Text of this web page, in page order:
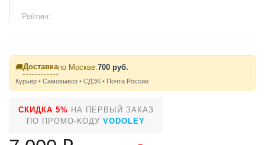
Рейтинг:
🚚Доставкапо Москве:700 руб.
Курьер • Самовывоз • СДЭК • Почта России
СКИДКА 5% НА ПЕРВЫЙ ЗАКАЗ
ПО ПРОМО-КОДУ VODOLEY